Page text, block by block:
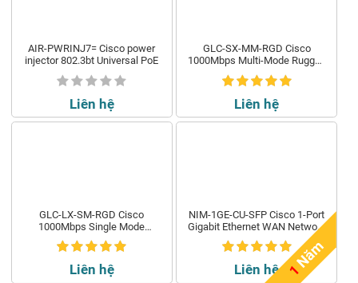
AIR-PWRINJ7= Cisco power
injector 802.3bt Universal PoE
Liên hệ
GLC-SX-MM-RGD Cisco
1000Mbps Multi-Mode Rugged
SFP
Liên hệ
GLC-LX-SM-RGD Cisco
1000Mbps Single Mode
Rugged SFP
Liên hệ
NIM-1GE-CU-SFP Cisco 1-Port
Gigabit Ethernet WAN Network
Interface Module
Liên hệ 1
N
ă
m